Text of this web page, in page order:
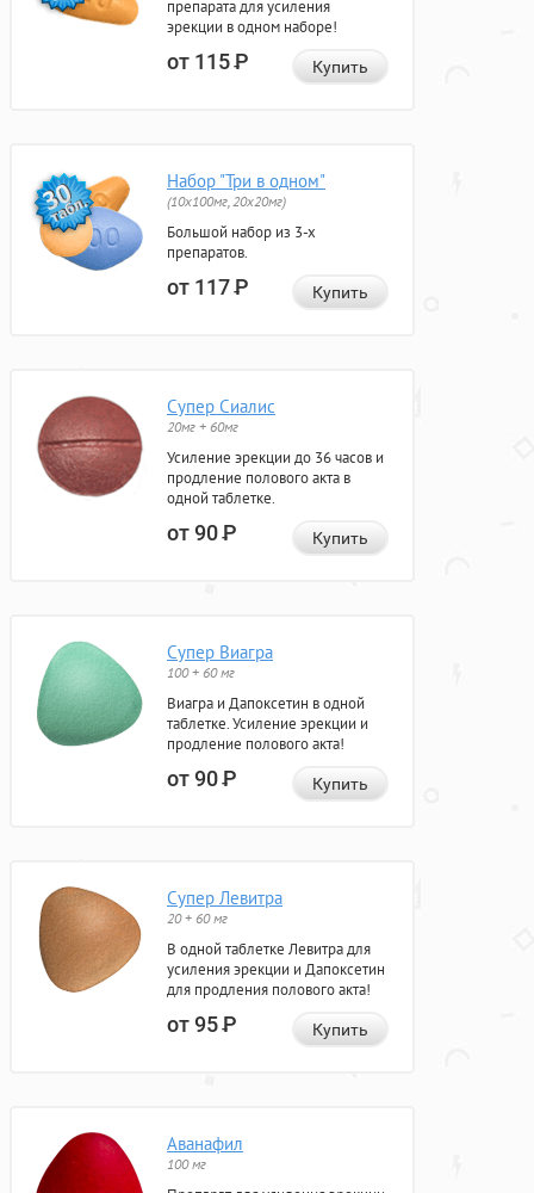
препарата для усиления
эрекции в одном наборе!
от 115Р Купить
Набор "Три в одном"
(10x100мг, 20x20мг)
Большой набор из 3-х
препаратов.
от 117Р Купить
Супер Сиалис
20мг + 60мг
Усиление эрекции до 36 часов и
продление полового акта в
одной таблетке.
от 90Р Купить
Супер Виагра
100 + 60 мг
Виагра и Дапоксетин в одной
таблетке. Усиление эрекции и
продление полового акта!
от 90Р Купить
Супер Левитра
20 + 60 мг
В одной таблетке Левитра для
усиления эрекции и Дапоксетин
для продления полового акта!
от 95Р Купить
Аванафил
100 мг